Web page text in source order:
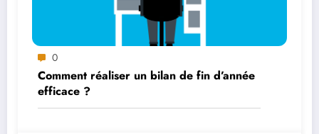
0
Comment réaliser un bilan de fin d’année
efficace ?